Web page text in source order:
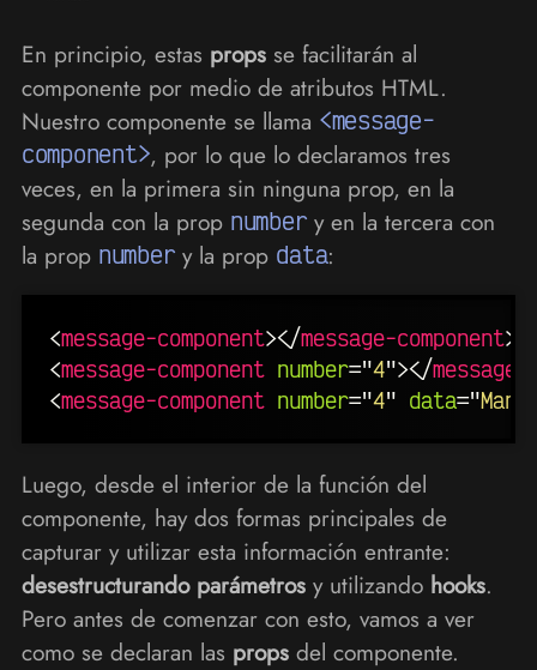
En principio, estas propsse facilitarán al
componente por medio de atributos HTML.
Nuestro componente se llama <message-
component>, por lo que lo declaramos tres
veces, en la primera sin ninguna prop, en la
segunda con la prop number y en la tercera con
la prop number y la prop data:
<message-component></message-component>
<message-component number="4"></message-
<message-component number="4" data="Manz
Luego, desde el interior de la función del
componente, hay dos formas principales de
capturar y utilizar esta información entrante:
desestructurando parámetrosy utilizando hooks.
Pero antes de comenzar con esto, vamos a ver
como se declaran las propsdel componente.